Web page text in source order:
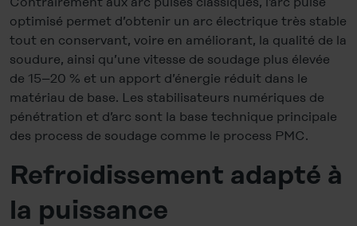
Policy, revoke or change the settings and deselect the
categories subsequently. You can find further details in
our Cookie-Policyas well as in ourData Privacy
Statement.
Legal Notice
optimisé permet d’obtenir un arc électrique très stable
tout en conservant, voire en améliorant, la qualité de la
soudure, ainsi qu’une vitesse de soudage plus élevée
de 15–20 % et un apport d’énergie réduit dans le
matériau de base. Les stabilisateurs numériques de
pénétration et d’arc sont la base technique principale
des process de soudage comme le process PMC.
Refroidissement adapté à
la puissance